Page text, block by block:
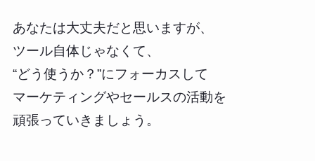
あなたは大丈夫だと思いますが、
ツール自体じゃなくて、
“どう使うか？”にフォーカスして
マーケティングやセールスの活動を
頑張っていきましょう。